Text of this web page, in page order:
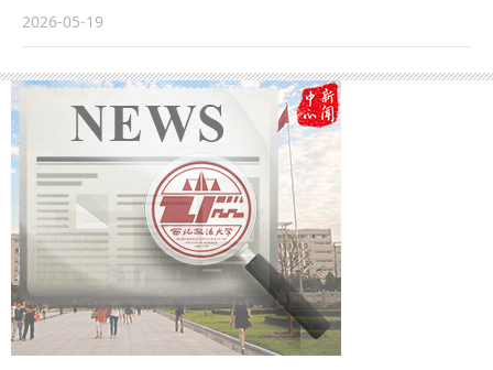
握哲学社会科学工作的正确方向，结合推动落实“十五五”发展
规划，加快形成新的更具存在感、更有份量的高质量学术成
果，对照2026年全面依法治省工作要点，主动对接相关单位
开展立法研究、调查研究、宣传宣讲、教育培训，切实把研究
成果转化为服务决策、推动实践的具体举措，真正实现哲学社
会科学“经世致用”的价值，为加快构建中国特色哲学社会科学
作出新的更大贡献。 王凯华对座谈会的召开表示祝贺，充分
肯定学校在法学教育、学术研究、智库建设等方面的突出成
效。他指出，省法学会始终把校会协同作为繁荣陕西法学事
业、服务法治陕西建设的重要抓手，希望双方深化全方位战略
核心主题，创新打造“课堂教学+专家引领+行走的思政课”三位
一体立体化教研模式，搭建跨区域、跨学段、跨校际的思政教
育交流平台，着力破解学段衔接不畅、资源整合不足、育人合
力不强等现实问题，推动思政教育从“课堂小天地”走向“社会大
课堂”。 活动中，我校马克思主义学院副院长徐鹏以《传承红
色基因，唱响思政课主旋律》为题作专题讲座，刘建国老师、
冯雅雯同学分别以《配好思政课红色基因这份盐》《微弱之光
点燃传奇人生》为题开展红色主题宣讲，将理论阐释与实景教
学有机融合，让红色故事可感可触、红色精神入脑入心，赢得
现场师生一致好评。 此次教研活动中，学院充分发挥理论研
究与人才优势，深度参与示范课点评、专题讲座、实景宣讲、
交流研讨等全流程环节，与榆林市教育局、榆林大学及各县市
动现场，文博与法治领域专家学者齐聚一堂，研究生院院长陈
玺,陕西历史博物馆公众服务部主任、团委书记李博雅,新闻传
播学院（艺术学院）数字媒体艺术系主任、敦煌研究院融媒体
中心顾问赵哲超,西安曲江艺术博物馆副馆长、西安市博物馆
协会副秘书长张和鑫及校团委负责同志参加活动。各位专家学
者围绕文物保护法治实践、博物馆文化传播体系构建、文物IP
创新活化与价值转化等议题开展深度学术分享与专题研讨。与
会师生立足专业视角、聚焦时代命题，积极建言献策，共同探
索新时代博物馆事业发展的新路径、新方法、新范式。 本次
活动以“博物馆联结世界：法治之力与青年之责”为核心主旨，
由国家文物局文物法治建设联系点（西北政法大学）、校团
委、研究生院联合主办，旨在以法治赋能文物保护与文化传
2026-05-19